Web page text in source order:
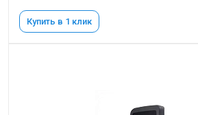
Купить в 1 клик